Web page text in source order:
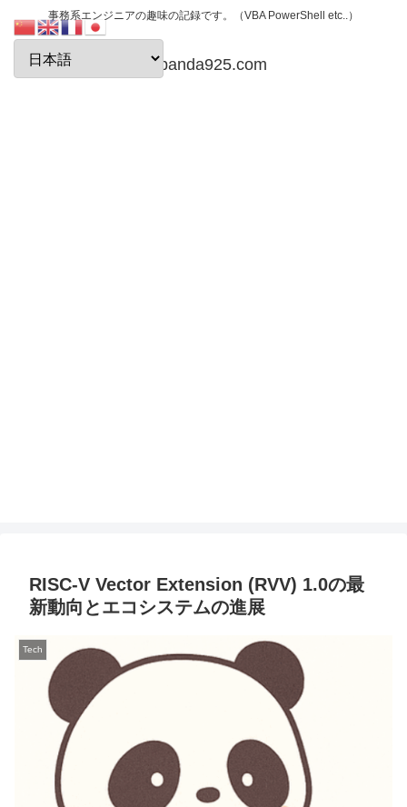
事務系エンジニアの趣味の記録です。（VBA PowerShell etc..）
papanda925.com
RISC-V Vector Extension (RVV) 1.0の最
新動向とエコシステムの進展
Tech